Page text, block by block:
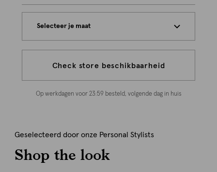
Selecteer je maat
Check store beschikbaarheid
Op werkdagen voor 23:59 besteld, volgende dag in huis
Geselecteerd door onze Personal Stylists
Shop the look